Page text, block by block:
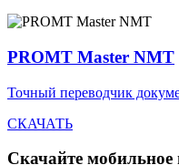
PROMT Master NMT
Точный переводчик
СКАЧАТЬ
Скачайте